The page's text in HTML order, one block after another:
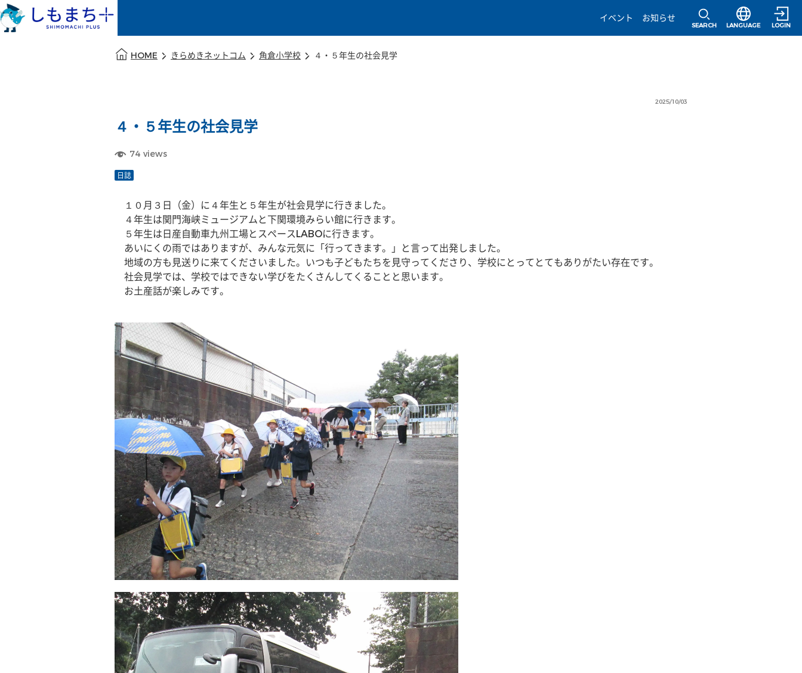
イベント
お知らせ
SEARCH
選択すると言語
LANGUAGE LOGIN
HOME きらめきネットコム 角倉小学校 ４・５年生の社会見学
2025/10/03
４・５年生の社会見学
74 views
日誌
１０月３日（金）に４年生と５年生が社会見学に行きました。
４年生は関門海峡ミュージアムと下関環境みらい館に行きます。
５年生は日産自動車九州工場とスペースLABOに行きます。
あいにくの雨ではありますが、みんな元気に「行ってきます。」と言って出発しました。
地域の方も見送りに来てくださいました。いつも子どもたちを見守ってくださり、学校にとってとてもありがたい存在です。
社会見学では、学校ではできない学びをたくさんしてくることと思います。
お土産話が楽しみです。